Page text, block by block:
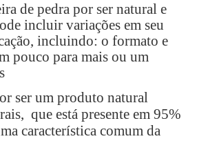
de pedra por ser natural e
incluir variações em seu
incluindo: o formato e
pouco para mais ou um
ser um produto natural
que está presente em 95%
característica comum da